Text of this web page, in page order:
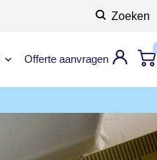
Zoeken
Offerte aanvragen